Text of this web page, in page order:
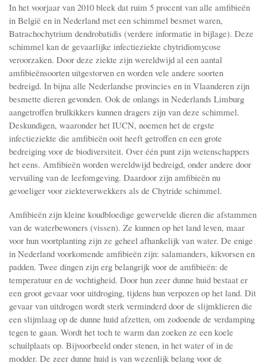
In het voorjaar van 2010 bleek dat ruim 5 procent van alle amfibieën
in België en in Nederland met een schimmel besmet waren,
Batrachochytrium dendrobatidis (verdere informatie in bijlage). Deze
schimmel kan de gevaarlijke infectieziekte chytridiomycose
veroorzaken. Door deze ziekte zijn wereldwijd al een aantal
amfibieënsoorten uitgestorven en worden vele andere soorten
bedreigd. In bijna alle Nederlandse provincies en in Vlaanderen zijn
besmette dieren gevonden. Ook de onlangs in Nederlands Limburg
aangetroffen brulkikkers kunnen dragers zijn van deze schimmel.
Deskundigen, waaronder het IUCN, noemen het de ergste
infectieziekte die amfibieën ooit heeft getroffen en een grote
bedreiging voor de biodiversiteit. Over één punt zijn wetenschappers
het eens. Amfibieën worden wereldwijd bedreigd, onder andere door
vervuiling van de leefomgeving. Daardoor zijn amfibieën nu
gevoeliger voor ziekteverwekkers als de Chytride schimmel.
Amfibieën zijn kleine koudbloedige gewervelde dieren die afstammen
van de waterbewoners (vissen). Ze kunnen op het land leven, maar
voor hun voortplanting zijn ze geheel afhankelijk van water. De enige
in Nederland voorkomende amfibieën zijn: salamanders, kikvorsen en
padden. Twee dingen zijn erg belangrijk voor de amfibieën: de
temperatuur en de vochtigheid. Door hun zeer dunne huid bestaat er
een groot gevaar voor uitdroging, tijdens hun verpozen op het land. Dit
gevaar van uitdrogen wordt sterk verminderd door de slijmklieren die
een slijmlaag op de dunne huid afzetten, om zodoende de verdamping
tegen te gaan. Wordt het toch te warm dan zoeken ze een koele
schuilplaats op. Bijvoorbeeld onder stenen, in het water of in de
modder. De zeer dunne huid is van wezenlijk belang voor de